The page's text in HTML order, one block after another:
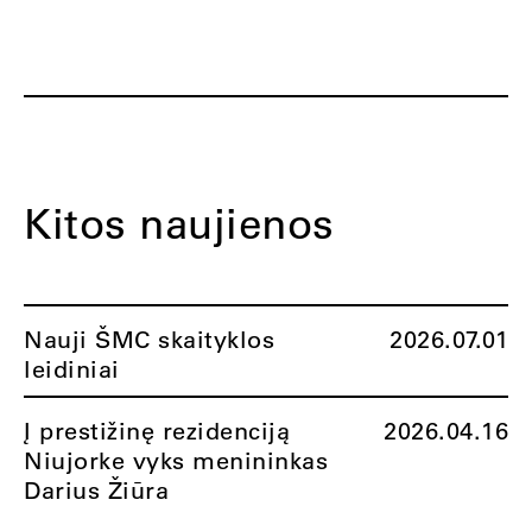
Kitos naujienos
Nauji ŠMC skaityklos
leidiniai
2026.07.01
Į prestižinę rezidenciją
Niujorke vyks menininkas
Darius Žiūra
2026.04.16